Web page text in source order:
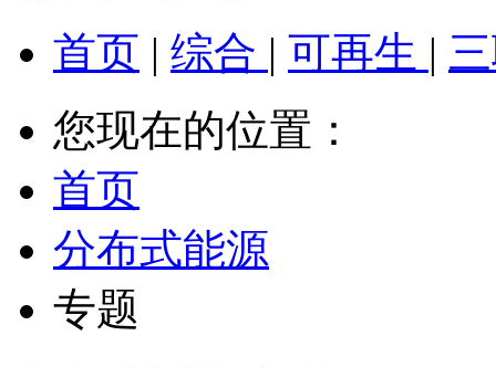
首页 | 综合 | 可再生 |
您现在的位置：
首页
分布式能源
专题